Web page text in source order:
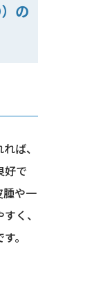
の
ば、
好で
腫や一
く、
。